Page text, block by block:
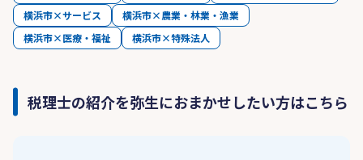
横浜市×サービス
横浜市×農業・林業・漁業
横浜市×医療・福祉
横浜市×特殊法人
税理士の紹介を弥生におまかせしたい方はこちら